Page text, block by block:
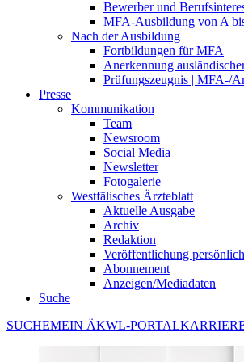
Bewerber und
MFA-Ausbildung von A
Nach der Ausbildung
Fortbildungen für MFA
Anerkennung
Prüfungszeugnis | MFA-/
Presse
Kommunikation
Team
Newsroom
Social Media
Newsletter
Fotogalerie
Westfälisches Ärzteblatt
Aktuelle Ausgabe
Archiv
Redaktion
Veröffentlichung
Abonnement
Anzeigen/Mediadaten
Suche
SUCHEMEIN ÄKWL-PORTAL